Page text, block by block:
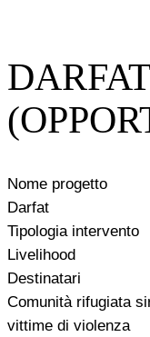
DARFAT
Nome progetto
Darfat
Tipologia intervento
Livelihood
Destinatari
Comunità rifugiata
vittime di violenza